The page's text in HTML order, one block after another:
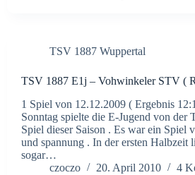
TSV 1887 Wuppertal
TSV 1887 E1j – Vohwinkeler STV (
1 Spiel von 12.12.2009 ( Ergebnis
Sonntag spielte die E-Jugend von der
Spiel dieser Saison . Es war ein Spiel
und spannung . In der ersten Halbzeit
sogar…
czoczo
20. April 2010 4